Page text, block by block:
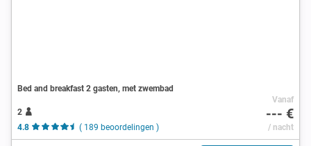
Bed and breakfast 2 gasten, met zwembad
2
4.8
( 189 beoordelingen )
Vanaf
--- €
/ nacht